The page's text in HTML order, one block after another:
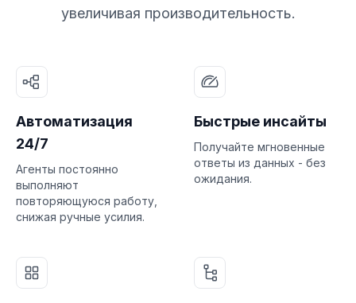
увеличивая производительность.
Автоматизация
24/7
Агенты постоянно
выполняют
повторяющуюся работу,
снижая ручные усилия.
Быстрые инсайты
Получайте мгновенные
ответы из данных - без
ожидания.